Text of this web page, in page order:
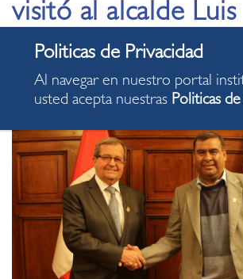
visitó al alcalde Luis
Molina Arles
27.08.2019
Al navegar en nuestro portal
usted acepta nuestras Politicas